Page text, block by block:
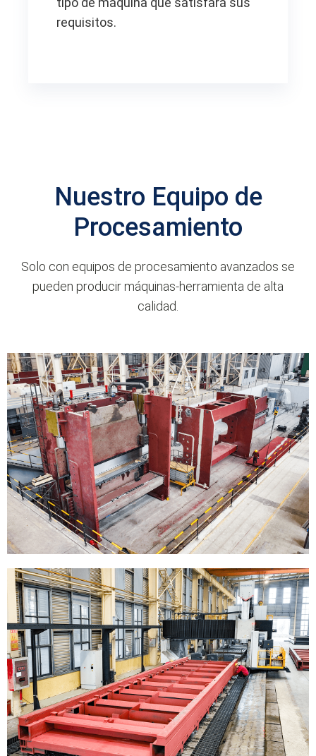
requisitos.
Nuestro Equipo de
Procesamiento
Solo con equipos de procesamiento avanzados se
pueden producir máquinas-herramienta de alta
calidad.